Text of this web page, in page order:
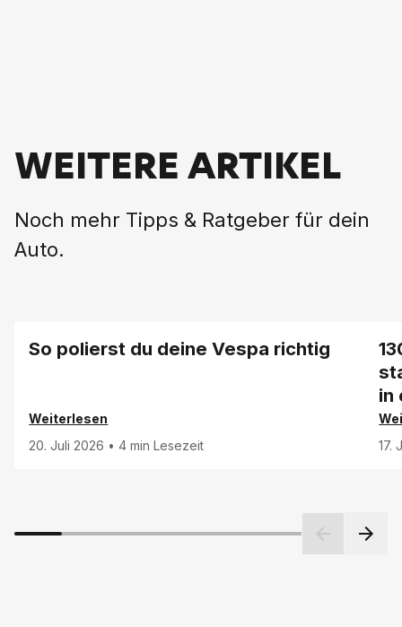
WEITERE ARTIKEL
Noch mehr Tipps & Ratgeber für dein
Auto.
So polierst du deine Vespa richtig
Weiterlesen
20. Juli 2026 •4 min Lesezeit
in
17.